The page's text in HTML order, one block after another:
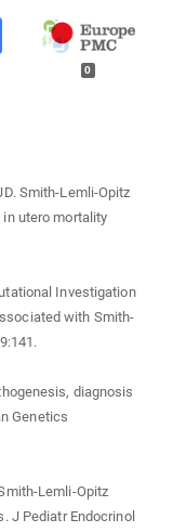
0
Smith-Lemli-Opitz
utero mortality
Investigation
with Smith-
diagnosis
Genetics
Lemli-Opitz
J Pediatr Endocrinol